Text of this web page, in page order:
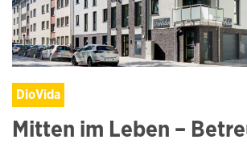
DioVida
Mitten im Leben –